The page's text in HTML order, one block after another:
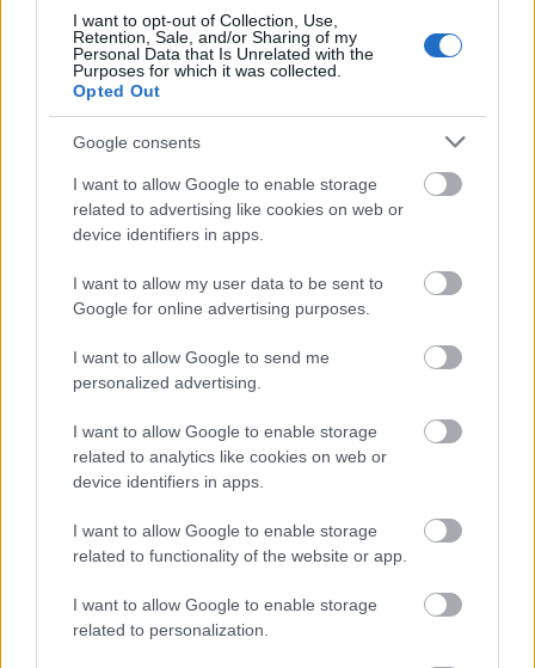
I want to opt-out of Collection, Use,
Retention, Sale, and/or Sharing of my
Personal Data that Is Unrelated with the
Purposes for which it was collected.
Opted Out
Google consents
I want to allow Google to enable storage
related to advertising like cookies on web or
device identifiers in apps.
I want to allow my user data to be sent to
Google for online advertising purposes.
I want to allow Google to send me
personalized advertising.
I want to allow Google to enable storage
related to analytics like cookies on web or
device identifiers in apps.
I want to allow Google to enable storage
related to functionality of the website or app.
I want to allow Google to enable storage
related to personalization.